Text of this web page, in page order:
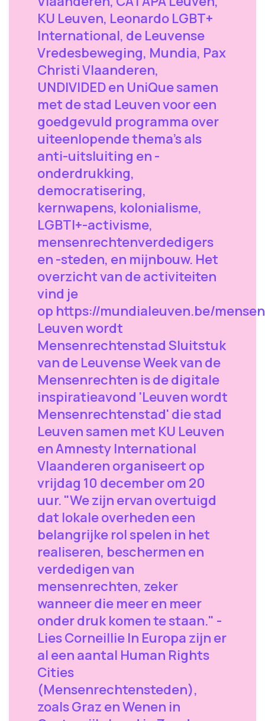
KU Leuven, Leonardo LGBT+
International, de Leuvense
Vredesbeweging, Mundia, Pax
Christi Vlaanderen,
UNDIVIDED en UniQue samen
met de stad Leuven voor een
goedgevuld programma over
uiteenlopende thema's als
anti-uitsluiting en -
onderdrukking,
democratisering,
kernwapens, kolonialisme,
LGBTI+-activisme,
mensenrechtenverdedigers
en -steden, en mijnbouw. Het
overzicht van de activiteiten
vind je
op https://mundialeuven.be/
Leuven wordt
Mensenrechtenstad Sluitstuk
van de Leuvense Week van de
Mensenrechten is de digitale
inspiratieavond 'Leuven wordt
Mensenrechtenstad' die stad
Leuven samen met KU Leuven
en Amnesty International
Vlaanderen organiseert op
vrijdag 10 december om 20
uur. "We zijn ervan overtuigd
dat lokale overheden een
belangrijke rol spelen in het
realiseren, beschermen en
verdedigen van
mensenrechten, zeker
wanneer die meer en meer
onder druk komen te staan." -
Lies Corneillie In Europa zijn er
al een aantal Human Rights
Cities
(Mensenrechtensteden),
zoals Graz en Wenen in